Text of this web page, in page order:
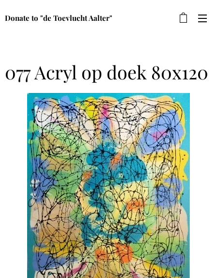
Donate to "de Toevlucht Aalter"
077 Acryl op doek 80x120